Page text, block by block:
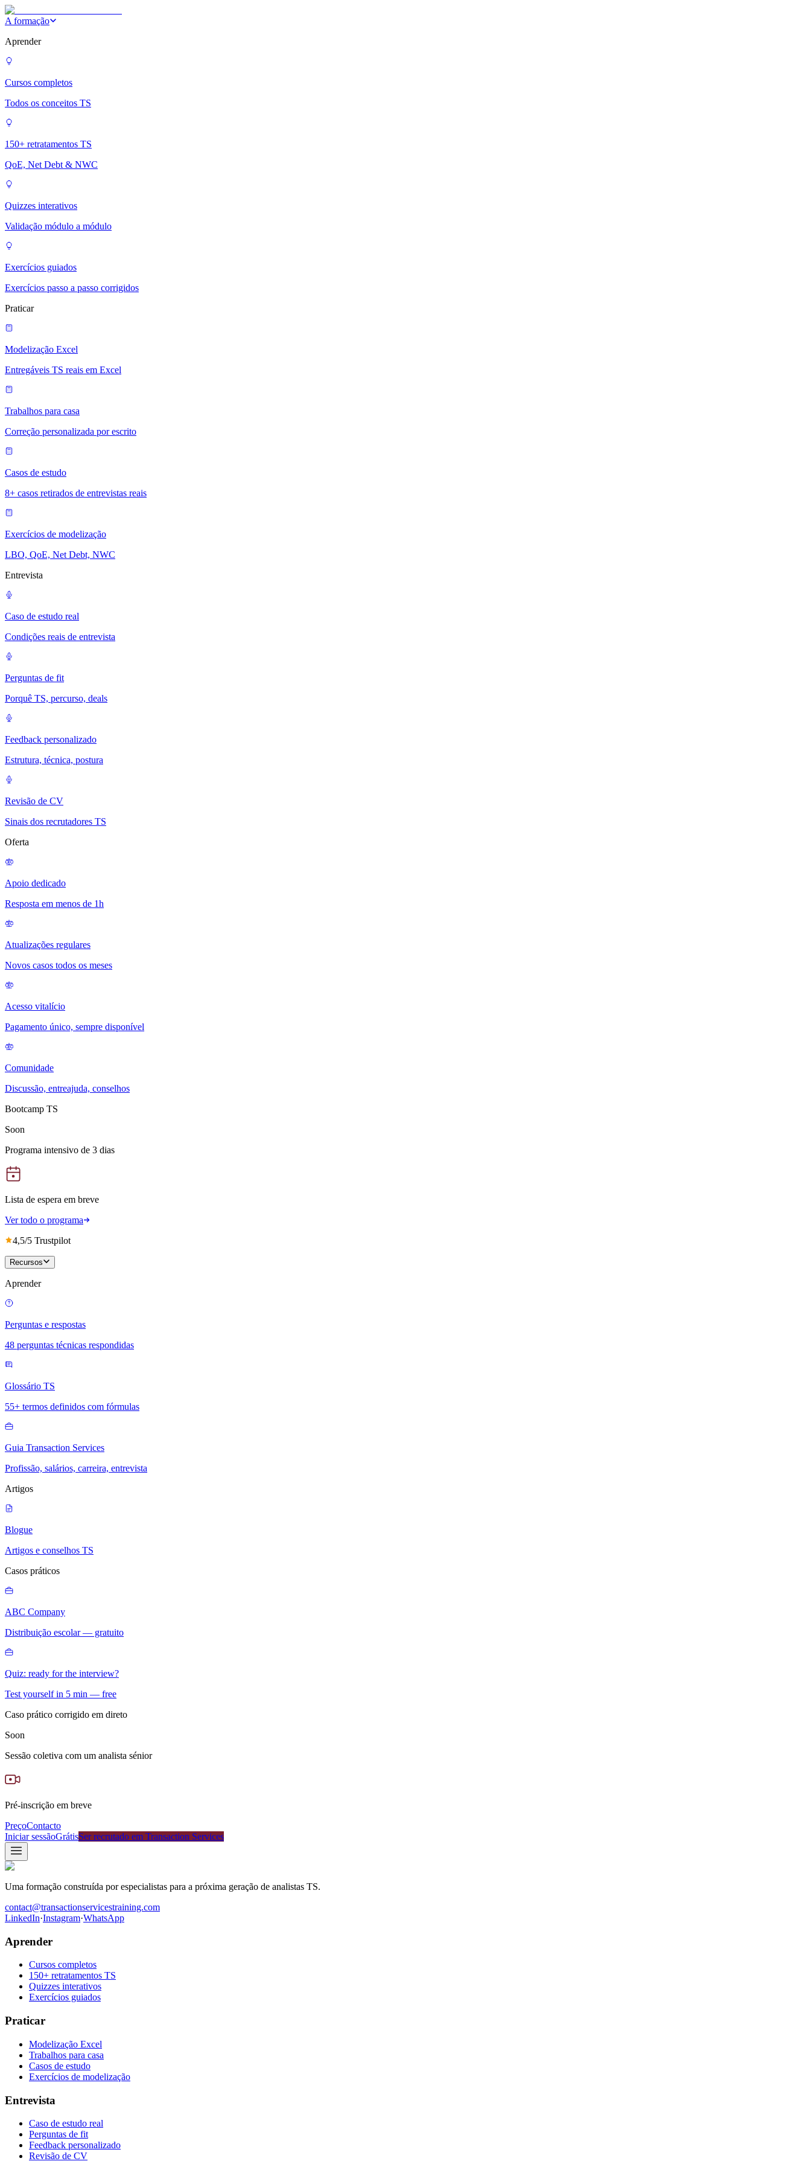
A formação
Aprender
Cursos completos
Todos os conceitos TS
150+ retratamentos TS
QoE, Net Debt & NWC
Quizzes interativos
Validação módulo a módulo
Exercícios guiados
Exercícios passo a passo corrigidos
Praticar
Modelização Excel
Entregáveis TS reais em Excel
Trabalhos para casa
Correção personalizada por escrito
Casos de estudo
8+ casos retirados de entrevistas reais
Exercícios de modelização
LBO, QoE, Net Debt, NWC
Entrevista
Caso de estudo real
Condições reais de entrevista
Perguntas de fit
Porquê TS, percurso, deals
Feedback personalizado
Estrutura, técnica, postura
Revisão de CV
Sinais dos recrutadores TS
Oferta
Apoio dedicado
Resposta em menos de 1h
Atualizações regulares
Novos casos todos os meses
Acesso vitalício
Pagamento único, sempre disponível
Comunidade
Discussão, entreajuda, conselhos
Bootcamp TS
Soon
Programa intensivo de 3 dias
Lista de espera em breve
Ver todo o programa
4,5/5 Trustpilot
Recursos
Aprender
Perguntas e respostas
48 perguntas técnicas respondidas
Glossário TS
55+ termos definidos com fórmulas
Guia Transaction Services
Profissão, salários, carreira, entrevista
Artigos
Blogue
Artigos e conselhos TS
Casos práticos
ABC Company
Distribuição escolar — gratuito
Quiz: ready for the interview?
Test yourself in 5 min — free
Caso prático corrigido em direto
Soon
Sessão coletiva com um analista sénior
Pré-inscrição em breve
PreçoContacto
Iniciar sessãoGrátisSer recrutado em Transaction Services
Uma formação construída por especialistas para a próxima geração de analistas TS.
contact@transactionservicestraining.com
LinkedIn·Instagram·WhatsApp
Aprender
Cursos completos
150+ retratamentos TS
Quizzes interativos
Exercícios guiados
Praticar
Modelização Excel
Trabalhos para casa
Casos de estudo
Exercícios de modelização
Entrevista
Caso de estudo real
Perguntas de fit
Feedback personalizado
Revisão de CV